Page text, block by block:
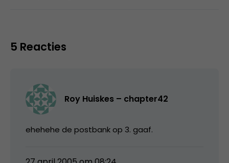
5 Reacties
Roy Huiskes – chapter42
ehehehe de postbank op 3. gaaf.